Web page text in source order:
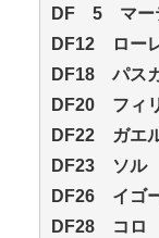
DF 5 マー
DF12 ロー
DF18 パス
DF20 フィ
DF22 ガエ
DF23 ソル
DF26 イゴ
DF28 コロ